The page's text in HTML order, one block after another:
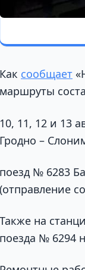
Как сообщает
маршруты
10, 11, 12 и 13
Гродно –
поезд № 6283
(отправление
Также на
поезда № 6294